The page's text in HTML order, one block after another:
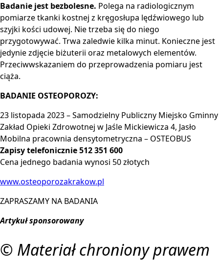
Badanie jest bezbolesne. Polega na radiologicznym
pomiarze tkanki kostnej z kręgosłupa lędźwiowego lub
szyjki kości udowej. Nie trzeba się do niego
przygotowywać. Trwa zaledwie kilka minut. Konieczne jest
jedynie zdjęcie biżuterii oraz metalowych elementów.
Przeciwwskazaniem do przeprowadzenia pomiaru jest
ciąża.
BADANIE OSTEOPOROZY:
23 listopada 2023 – Samodzielny Publiczny Miejsko Gminny
Zakład Opieki Zdrowotnej w Jaśle Mickiewicza 4, Jasło
Mobilna pracownia densytometryczna – OSTEOBUS
Zapisy telefonicznie 512 351 600
Cena jednego badania wynosi 50 złotych
www.osteoporozakrakow.pl
ZAPRASZAMY NA BADANIA
Artykuł sponsorowany
© Materiał chroniony prawem